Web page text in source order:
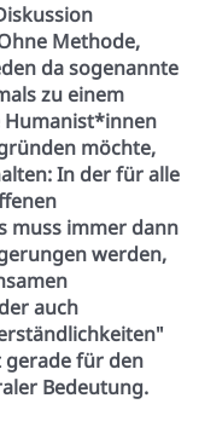
Methode,
da sogenannte
zu einem
Humanist*innen
möchte,
In der für alle
muss immer dann
werden,
auch
gerade für den
Bedeutung.